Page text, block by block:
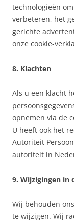
technologieën
verbeteren, het
gerichte
onze cookie-
8. Klachten
Als u een klacht
opnemen via de
U heeft ook het
Autoriteit
autoriteit in
9. Wijzigingen in
Wij behouden
te wijzigen. Wij